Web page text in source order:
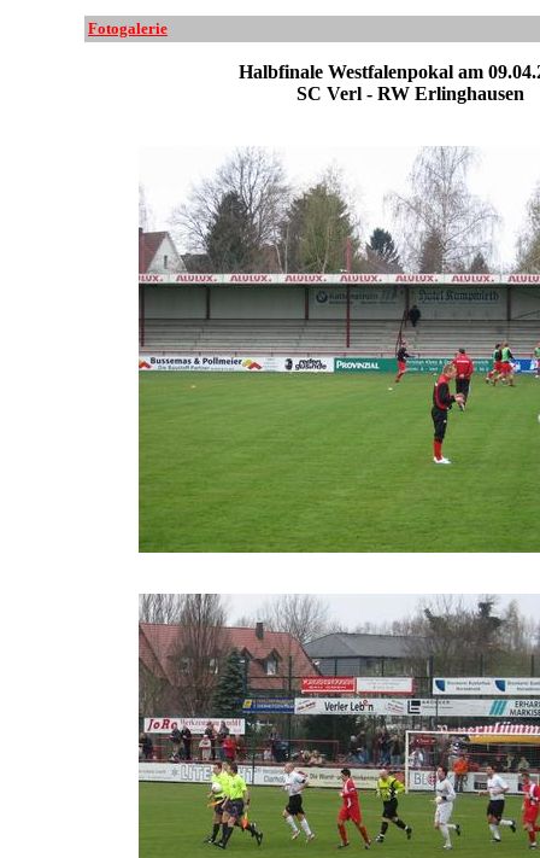
Fotogalerie
Halbfinale Westfalenpokal am
SC Verl - RW Erlinghausen